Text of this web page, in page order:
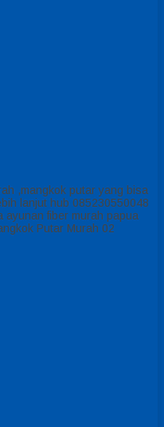
,mangkok putar yang bisa
lanjut hub 085230550048
ayunan fiber murah papua
Putar Murah 02